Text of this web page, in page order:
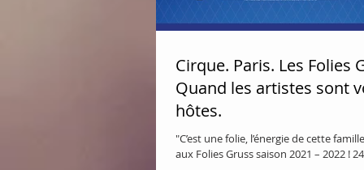
Cirque. Paris. Les Folies
Quand les artistes sont
hôtes.
"C’est une folie, l’énergie de cette
aux Folies Gruss saison 2021 – 2022 !